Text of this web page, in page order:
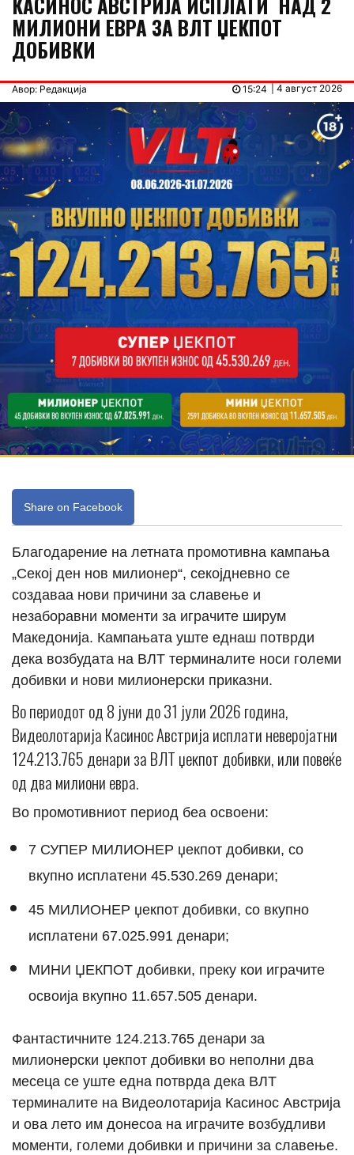
МИЛИОНИ ЕВРА ЗА ВЛТ ЏЕКПОТ
ДОБИВКИ
Авор: Редакција | 4 август 2026
15:24
Share on Facebook
Благодарение на летната промотивна кампања
„Секој ден нов милионер“, секојдневно се
создаваа нови причини за славење и
незаборавни моменти за играчите ширум
Македонија. Кампањата уште еднаш потврди
дека возбудата на ВЛТ терминалите носи големи
добивки и нови милионерски приказни.
Во периодот од 8 јуни до 31 јули 2026 година,
Видеолотарија Касинос Австрија исплати неверојатни
124.213.765 денари за ВЛТ џекпот добивки, или повеќе
од два милиони евра.
Во промотивниот период беа освоени:
7 СУПЕР МИЛИОНЕР џекпот добивки, со
вкупно исплатени 45.530.269 денари;
45 МИЛИОНЕР џекпот добивки, со вкупно
исплатени 67.025.991 денари;
МИНИ ЏЕКПОТ добивки, преку кои играчите
освоија вкупно 11.657.505 денари.
Фантастичните 124.213.765 денари за
милионерски џекпот добивки во неполни два
месеца се уште една потврда дека ВЛТ
терминалите на Видеолотарија Касинос Австрија
и ова лето им донесоа на играчите возбудливи
моменти, големи добивки и причини за славење.